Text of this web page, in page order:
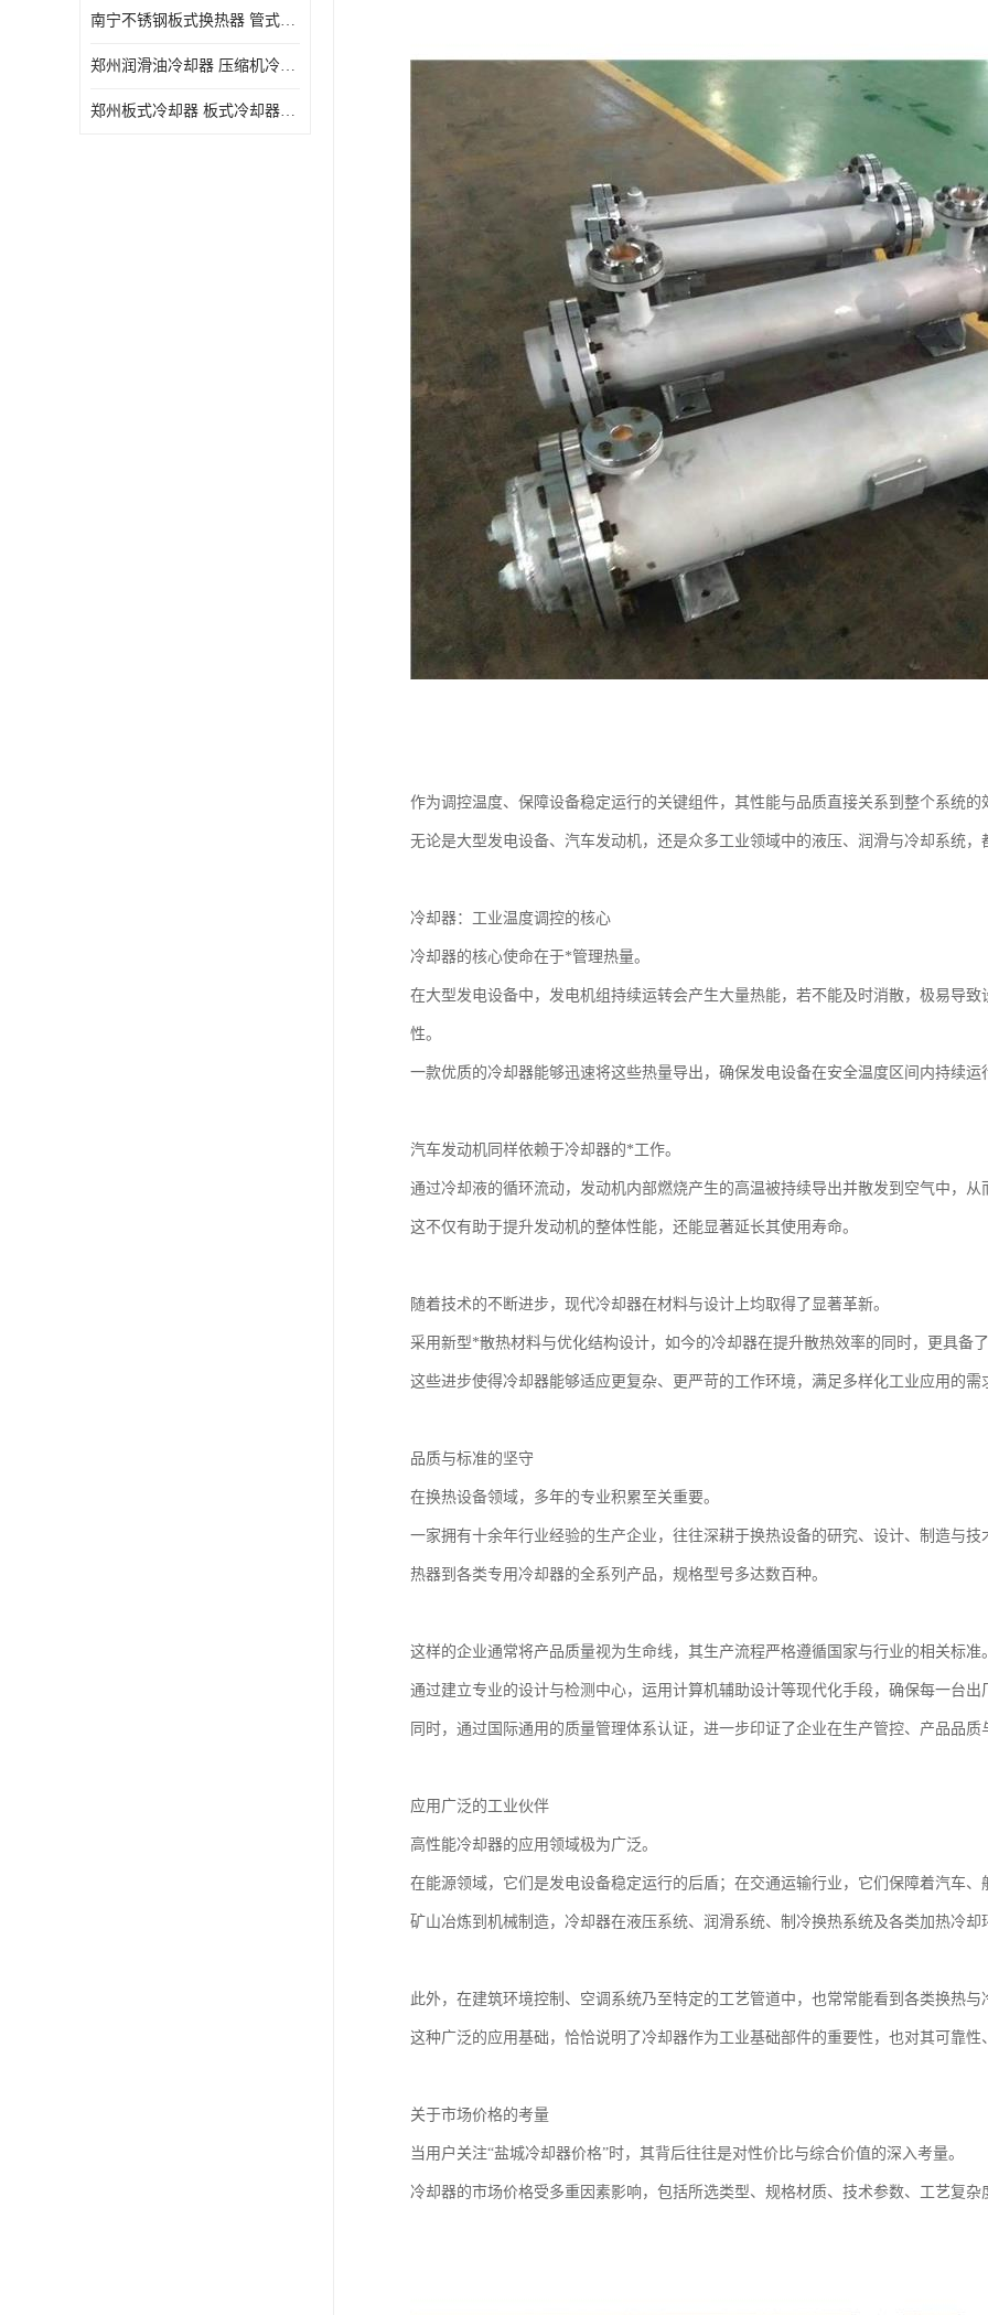
南宁不锈钢板式换热器 管式空气预热加工定制
郑州润滑油冷却器 压缩机冷却器
郑州板式冷却器 板式冷却器厂家
作为调控温度、保障设备稳定运行的关键组件，其性能与品质直接关系到整个系统的
无论是大型发电设备、汽车发动机，还是众多工业领域中的液压、润滑与冷却系统
冷却器：工业温度调控的核心
冷却器的核心使命在于*管理热量。
在大型发电设备中，发电机组持续运转会产生大量热能，若不能及时消散，极易导
性。
一款优质的冷却器能够迅速将这些热量导出，确保发电设备在安全温度区间内持续运
汽车发动机同样依赖于冷却器的*工作。
通过冷却液的循环流动，发动机内部燃烧产生的高温被持续导出并散发到空气中，
这不仅有助于提升发动机的整体性能，还能显著延长其使用寿命。
随着技术的不断进步，现代冷却器在材料与设计上均取得了显著革新。
采用新型*散热材料与优化结构设计，如今的冷却器在提升散热效率的同时，更具备
这些进步使得冷却器能够适应更复杂、更严苛的工作环境，满足多样化工业应用的需
品质与标准的坚守
在换热设备领域，多年的专业积累至关重要。
一家拥有十余年行业经验的生产企业，往往深耕于换热设备的研究、设计、制造与
热器到各类专用冷却器的全系列产品，规格型号多达数百种。
这样的企业通常将产品质量视为生命线，其生产流程严格遵循国家与行业的相关标准
通过建立专业的设计与检测中心，运用计算机辅助设计等现代化手段，确保每一台出
同时，通过国际通用的质量管理体系认证，进一步印证了企业在生产管控、产品品
应用广泛的工业伙伴
高性能冷却器的应用领域极为广泛。
在能源领域，它们是发电设备稳定运行的后盾；在交通运输行业，它们保障着汽车
矿山冶炼到机械制造，冷却器在液压系统、润滑系统、制冷换热系统及各类加热冷
此外，在建筑环境控制、空调系统乃至特定的工艺管道中，也常常能看到各类换热与
这种广泛的应用基础，恰恰说明了冷却器作为工业基础部件的重要性，也对其可靠
关于市场价格的考量
当用户关注“盐城冷却器价格”时，其背后往往是对性价比与综合价值的深入考量。
冷却器的市场价格受多重因素影响，包括所选类型、规格材质、技术参数、工艺复杂